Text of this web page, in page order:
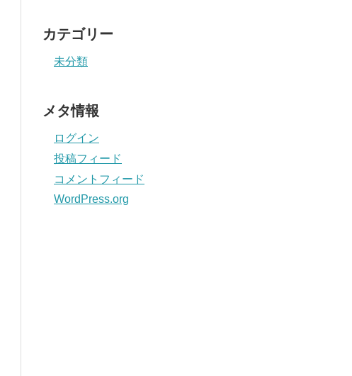
カテゴリー
未分類
メタ情報
ログイン
投稿フィード
コメントフィード
WordPress.org